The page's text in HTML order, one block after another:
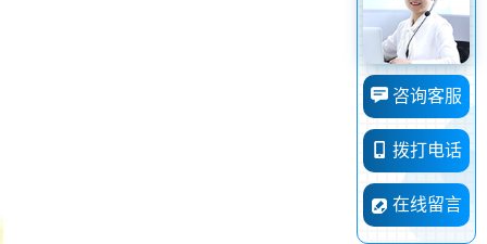
咨询客服
拨打电话
在线留言